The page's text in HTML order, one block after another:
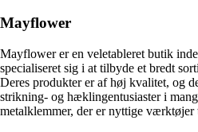
Mayflower
Mayflower er en veletableret butik
specialiseret sig i at tilbyde et bredt
Deres produkter er af høj kvalitet, og
strikning- og hæklingentusiaster i
metalklemmer, der er nyttige